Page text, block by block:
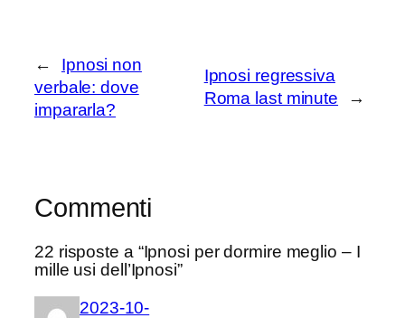
←
Ipnosi non
verbale: dove
impararla?
Ipnosi regressiva
Roma last minute
→
Commenti
22 risposte a “Ipnosi per dormire meglio – I
mille usi dell’Ipnosi”
2023-10-